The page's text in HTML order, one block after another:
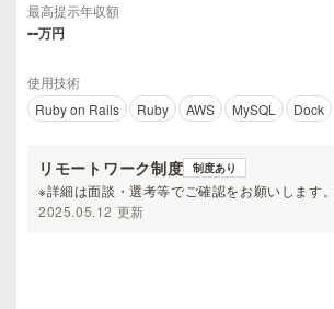
最高提示年収額
--万円
使用技術
Ruby on Rails
Ruby AWS MySQL Dock
リモートワーク制度 制度あり
※詳細は面談・選考等でご確認をお願いします。
2025.05.12 更新